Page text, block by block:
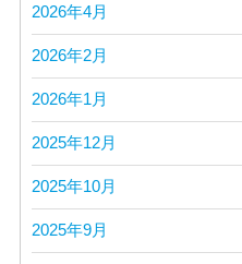
2026年4月
2026年2月
2026年1月
2025年12月
2025年10月
2025年9月